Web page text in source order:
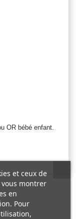
OR bébé enfant.
et ceux de
montrer
en
Pour